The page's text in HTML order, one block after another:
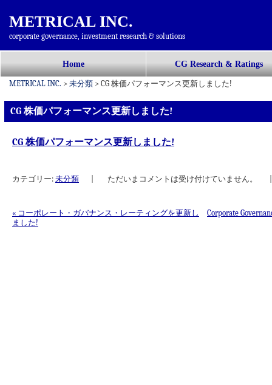
METRICAL INC.
corporate governance, investment research & solutions
メインメニュー
ン
ン
ツ
へ
Home CG Research & Ratings
METRICAL INC. > 未分類 > CG 株価パフォーマンス更新しました!
CG 株価パフォーマンス更新しました!
CG 株価パフォーマンス更新しました!
カテゴリー: 未分類 ただいまコメントは受け付けていません。
投稿ナビゲーション
« コーポレート・ガバナンス・レーティングを更新し
ました!
Corporate